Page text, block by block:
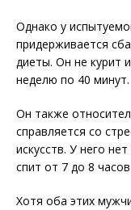
Однако у
придерживается
диеты. Он не курит
неделю по 40 минут.
Он также
справляется со
искусств. У него
спит от 7 до 8 часов
Хотя оба этих